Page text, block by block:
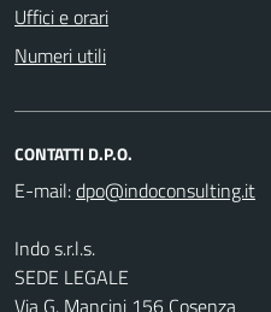
Uffici e orari
Numeri utili
CONTATTI D.P.O.
E-mail:
Indo s.r.l.s.
SEDE LEGALE
Via G. Mancini 156 Cosenza